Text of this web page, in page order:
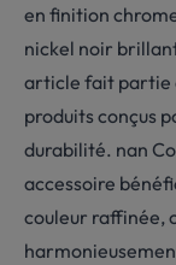
en finition
nickel noir
article fait partie
produits conçus
durabilité. nan
accessoire
couleur raffinée,